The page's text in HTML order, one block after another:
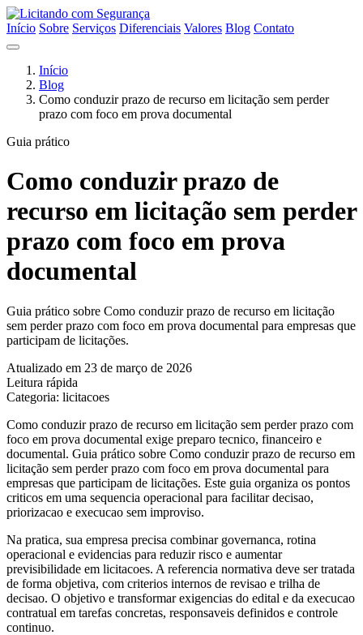
Início Sobre Serviços Diferenciais Valores Blog Contato
Início
Blog
Como conduzir prazo de recurso em licitação sem perder
prazo com foco em prova documental
Guia prático
Como conduzir prazo de
recurso em licitação sem perder
prazo com foco em prova
documental
Guia prático sobre Como conduzir prazo de recurso em licitação
sem perder prazo com foco em prova documental para empresas que
participam de licitações.
Atualizado em 23 de março de 2026
Leitura rápida
Categoria: licitacoes
Como conduzir prazo de recurso em licitação sem perder prazo com
foco em prova documental exige preparo tecnico, financeiro e
documental. Guia prático sobre Como conduzir prazo de recurso em
licitação sem perder prazo com foco em prova documental para
empresas que participam de licitações. Este guia organiza os pontos
criticos em uma sequencia operacional para facilitar decisao,
priorizacao e execucao sem improviso.
Na pratica, sua empresa precisa combinar governanca, rotina
operacional e evidencias para reduzir risco e aumentar
previsibilidade em licitacoes. A referencia normativa deve ser tratada
de forma objetiva, com criterios internos de revisao e trilha de
decisao. O objetivo e transformar exigencias do edital e da execucao
contratual em tarefas concretas, responsaveis definidos e controle
continuo.